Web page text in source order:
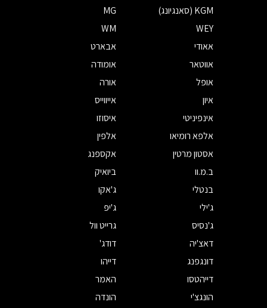
KGM (סאנגיונג)
MG
WEY
WM
אאודי
אבארט
אווטאר
אומודה
אופל
אורה
איון
אייווייס
אינפיניטי
איסוזו
אלפא רומיאו
אלפין
אסטון מרטין
אקספנג
ב.מ.וו
ביואיק
בנטלי
ג'אקו
ג'ילי
ג'יפ
ג'נסיס
גרייט וול
דאצ'יה
דודג'
דונגפנג
דייהו
דייהטסו
האמר
הונגצ'י
הונדה